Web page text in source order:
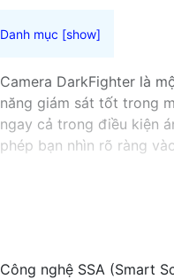
Camera DarkFighter là
năng giám sát tốt trong
ngay cả trong điều kiện
phép bạn nhìn rõ ràng
Công nghệ SSA (Smart